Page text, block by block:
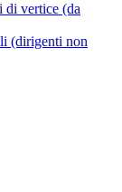
di vertice (da
(dirigenti non